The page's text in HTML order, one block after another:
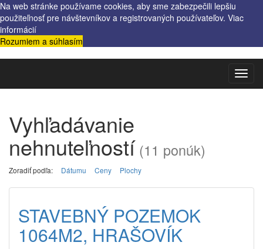
Na web stránke používame cookies, aby sme zabezpečili lepšiu
použiteľnosť pre návštevníkov a registrovaných používateľov. Viac
informácií
Rozumiem a súhlasím
Vyhľadávanie
nehnuteľností (11 ponúk)
Zoradiť podľa: Dátumu Ceny Plochy
STAVEBNÝ POZEMOK
1064M2, HRAŠOVÍK